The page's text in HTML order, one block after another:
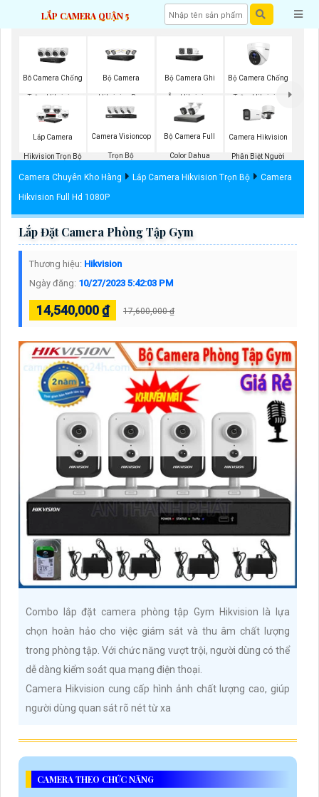
LẮP CAMERA QUẬN 5
Bô Camera Chống
Trộm Hikvision
Bộ Camera
Hikvision Ban
Đêm Có Màu
Bộ Camera Ghi
Âm Hikvision
Bộ Camera Chống
Trộm Hikvision
Lắp Camera
Hikvision Trọn Bộ
Camera Visioncop
Trọn Bộ
Bộ Camera Full
Color Dahua
Camera Hikvision
Phân Biệt Người
Camera Chuyên Kho Hàng Lắp Camera Hikvision Trọn Bộ
Camera
Hikvision Full Hd 1080P
Lắp Đặt Camera Phòng Tập Gym
Thương hiệu: Hikvision
Ngày đăng: 10/27/2023 5:42:03 PM
14,540,000 ₫ 17,600,000 ₫
Combo lắp đặt camera phòng tập Gym Hikvision là lựa
chọn hoàn hảo cho việc giám sát và thu âm chất lượng
trong phòng tập. Với chức năng vượt trội, người dùng có thể
dễ dàng kiểm soát qua mạng điện thoại.
Camera Hikvision cung cấp hình ảnh chất lượng cao, giúp
người dùng quan sát rõ nét từ xa
CAMERA THEO CHỨC NĂNG